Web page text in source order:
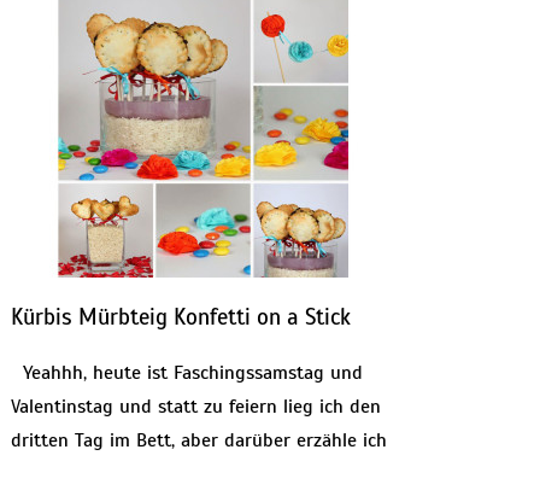
Kürbis Mürbteig Konfetti on a Stick
Yeahhh, heute ist Faschingssamstag und
Valentinstag und statt zu feiern lieg ich den
dritten Tag im Bett, aber darüber erzähle ich